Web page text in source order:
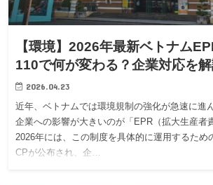
【環境】2026年最新ベトナム
110で何が変わる？企業対応を
2026.04.23
近年、ベトナムでは環境規制の強化が急速に進
企業への影響が大きいのが「EPR（拡大生産者
2026年には、この制度を具体的に運用するため
CPが公布され、企…